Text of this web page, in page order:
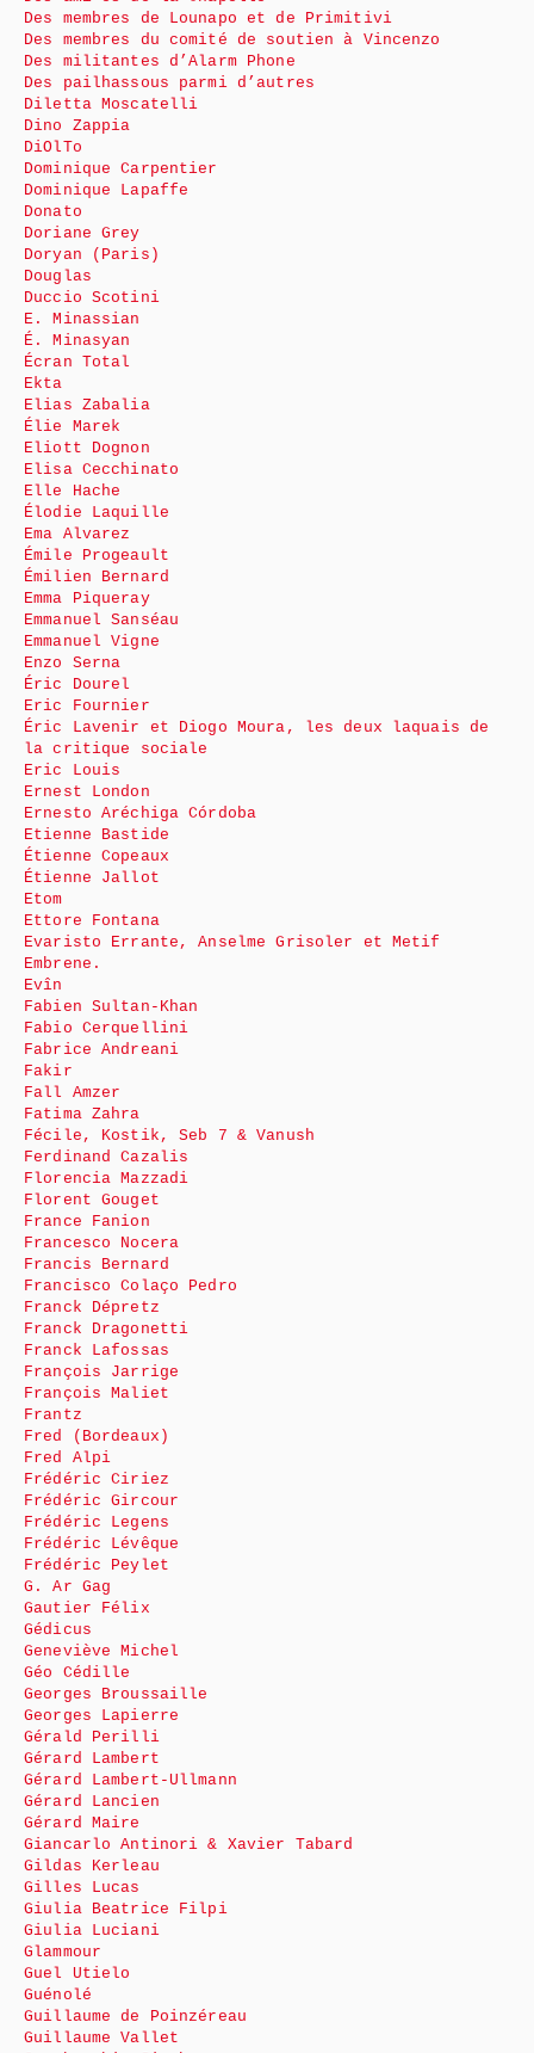
Des membres de Lounapo et de Primitivi
Des membres du comité de soutien à Vincenzo
Des militantes d’Alarm Phone
Des pailhassous parmi d’autres
Diletta Moscatelli
Dino Zappia
DiOlTo
Dominique Carpentier
Dominique Lapaffe
Donato
Doriane Grey
Doryan (Paris)
Douglas
Duccio Scotini
E. Minassian
É. Minasyan
Écran Total
Ekta
Elias Zabalia
Élie Marek
Eliott Dognon
Elisa Cecchinato
Elle Hache
Élodie Laquille
Ema Alvarez
Émile Progeault
Émilien Bernard
Emma Piqueray
Emmanuel Sanséau
Emmanuel Vigne
Enzo Serna
Éric Dourel
Eric Fournier
Éric Lavenir et Diogo Moura, les deux laquais de
la critique sociale
Eric Louis
Ernest London
Ernesto Aréchiga Córdoba
Etienne Bastide
Étienne Copeaux
Étienne Jallot
Etom
Ettore Fontana
Evaristo Errante, Anselme Grisoler et Metif
Embrene.
Evîn
Fabien Sultan-Khan
Fabio Cerquellini
Fabrice Andreani
Fakir
Fall Amzer
Fatima Zahra
Fécile, Kostik, Seb 7 & Vanush
Ferdinand Cazalis
Florencia Mazzadi
Florent Gouget
France Fanion
Francesco Nocera
Francis Bernard
Francisco Colaço Pedro
Franck Dépretz
Franck Dragonetti
Franck Lafossas
François Jarrige
François Maliet
Frantz
Fred (Bordeaux)
Fred Alpi
Frédéric Ciriez
Frédéric Gircour
Frédéric Legens
Frédéric Lévêque
Frédéric Peylet
G. Ar Gag
Gautier Félix
Gédicus
Geneviève Michel
Géo Cédille
Georges Broussaille
Georges Lapierre
Gérald Perilli
Gérard Lambert
Gérard Lambert-Ullmann
Gérard Lancien
Gérard Maire
Giancarlo Antinori & Xavier Tabard
Gildas Kerleau
Gilles Lucas
Giulia Beatrice Filpi
Giulia Luciani
Glammour
Guel Utielo
Guénolé
Guillaume de Poinzéreau
Guillaume Vallet